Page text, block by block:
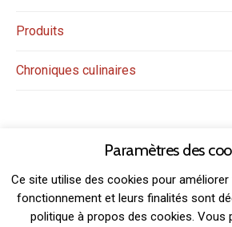
Produits
Chroniques culinaires
Paramètres des
Ce site utilise des cookies pour améliorer
fonctionnement et leurs finalités sont
politique à propos des cookies. Vous